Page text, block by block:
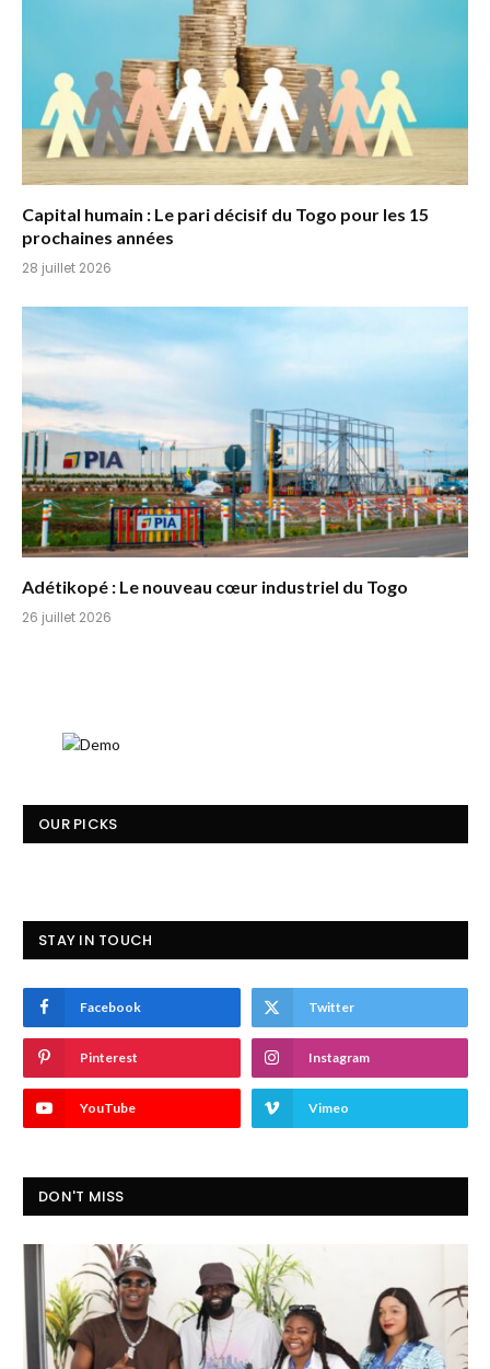
Capital humain : Le pari décisif du Togo pour les 15
prochaines années
28 juillet 2026
Adétikopé : Le nouveau cœur industriel du Togo
26 juillet 2026
OUR PICKS
STAY IN TOUCH
Facebook Twitter
Pinterest Instagram
YouTube Vimeo
DON'T MISS